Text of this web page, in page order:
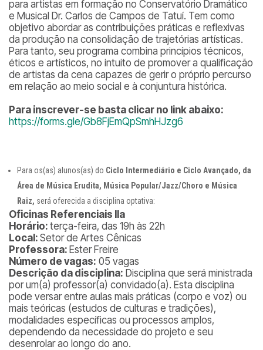
para artistas em formação no Conservatório Dramático
e Musical Dr. Carlos de Campos de Tatuí. Tem como
objetivo abordar as contribuições práticas e reflexivas
da produção na consolidação de trajetórias artísticas.
Para tanto, seu programa combina princípios técnicos,
éticos e artísticos, no intuito de promover a qualificação
de artistas da cena capazes de gerir o próprio percurso
em relação ao meio social e à conjuntura histórica.
Para inscrever-se basta clicar no link abaixo:
https://forms.gle/Gb8FjEmQpSmhHJzg6
Para os(as) alunos(as) do Ciclo Intermediário e Ciclo Avançado, da
Área de Música Erudita, Música Popular/Jazz/Choro e Música
Raiz, será oferecida a disciplina optativa:
Oficinas Referenciais IIa
Horário: terça-feira, das 19h às 22h
Local: Setor de Artes Cênicas
Professora: Ester Freire
Número de vagas: 05 vagas
Descrição da disciplina: Disciplina que será ministrada
por um(a) professor(a) convidado(a). Esta disciplina
pode versar entre aulas mais práticas (corpo e voz) ou
mais teóricas (estudos de culturas e tradições),
modalidades específicas ou processos amplos,
dependendo da necessidade do projeto e seu
desenrolar ao longo do ano.